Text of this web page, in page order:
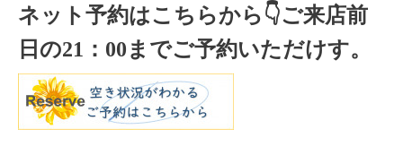
ネット予約はこちらから👇ご来店前
日の21 ： 00までご予約いただけす。